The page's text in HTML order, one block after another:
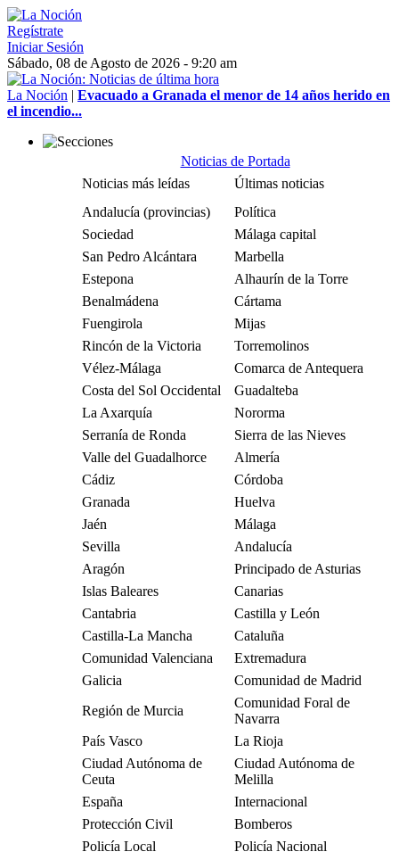
Regístrate
Iniciar Sesión
Sábado, 08 de Agosto de 2026 - 9:20 am
La Noción | Evacuado a Granada el menor de 14 años herido en
el incendio...
Noticias de Portada
Noticias más leídas
Últimas noticias
Andalucía (provincias)
Política
Sociedad
Málaga capital
San Pedro Alcántara
Marbella
Estepona
Alhaurín de la Torre
Benalmádena
Cártama
Fuengirola
Mijas
Rincón de la Victoria
Torremolinos
Vélez-Málaga
Comarca de Antequera
Costa del Sol Occidental
Guadalteba
La Axarquía
Nororma
Serranía de Ronda
Sierra de las Nieves
Valle del Guadalhorce
Almería
Cádiz
Córdoba
Granada
Huelva
Jaén
Málaga
Sevilla
Andalucía
Aragón
Principado de Asturias
Islas Baleares
Canarias
Cantabria
Castilla y León
Castilla-La Mancha
Cataluña
Comunidad Valenciana
Extremadura
Galicia
Comunidad de Madrid
Región de Murcia
Comunidad Foral de
Navarra
País Vasco
La Rioja
Ciudad Autónoma de
Ceuta
Ciudad Autónoma de
Melilla
España
Internacional
Protección Civil
Bomberos
Policía Local
Policía Nacional